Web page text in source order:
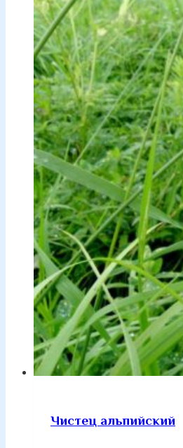
Чистец альпийский